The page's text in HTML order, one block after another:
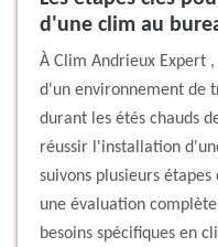
d'une clim au
À Clim Andrieux Expert
d'un environnement de
durant les étés chauds
réussir l'installation
suivons plusieurs
une évaluation
besoins spécifiques en